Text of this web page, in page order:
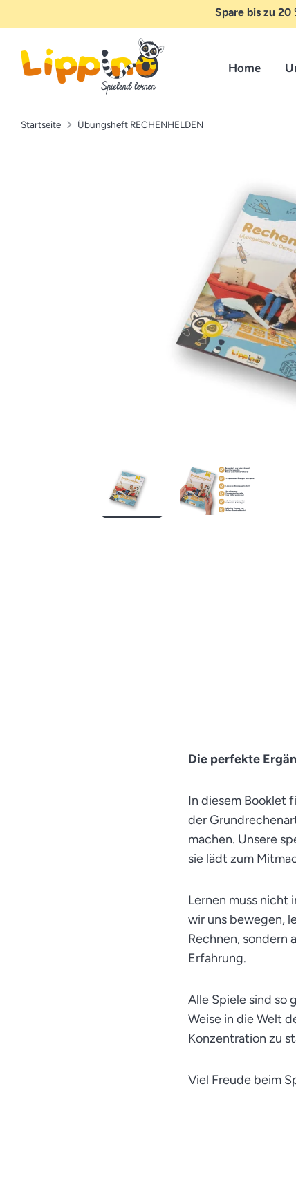
zum
Inhalt
Spare bis zu 20
Home
Startseite Übungsheft RECHENHELDEN
Die perfekte
In diesem Booklet
der
machen. Unsere
sie lädt zum
Lernen muss nicht
wir uns bewegen,
Rechnen, sondern
Erfahrung.
Alle Spiele sind so
Weise in die Welt
Konzentration zu
Viel Freude beim